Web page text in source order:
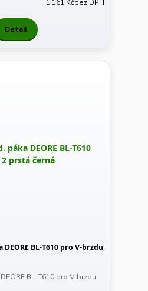
1 161 Kčbez DPH
Detail
BL-T610 pro V-brzdu
BL-T610 pro V-brzdu